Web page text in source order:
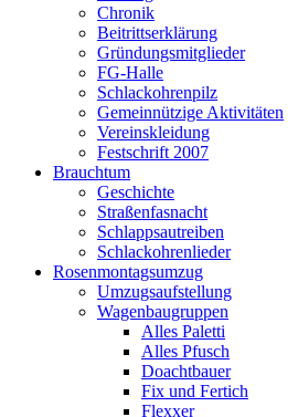
Chronik
Beitrittserklärung
Gründungsmitglieder
FG-Halle
Schlackohrenpilz
Gemeinnützige Aktivitäten
Vereinskleidung
Festschrift 2007
Brauchtum
Geschichte
Straßenfasnacht
Schlappsautreiben
Schlackohrenlieder
Rosenmontagsumzug
Umzugsaufstellung
Wagenbaugruppen
Alles Paletti
Alles Pfusch
Doachtbauer
Fix und Fertich
Flexxer